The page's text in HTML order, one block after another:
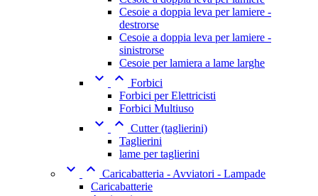
Cesoie a doppia leva per lamiere -
destrorse
Cesoie a doppia leva per lamiere -
sinistrorse
Cesoie per lamiera a lame larghe
  Forbici
Forbici per Elettricisti
Forbici Multiuso
  Cutter (taglierini)
Taglierini
lame per taglierini
  Caricabatteria - Avviatori - Lampade
Caricabatterie